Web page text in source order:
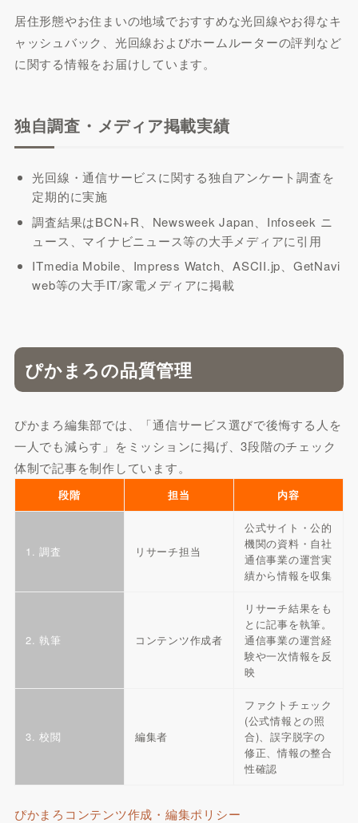
居住形態やお住まいの地域でおすすめな光回線やお得なキ
ャッシュバック、光回線およびホームルーターの評判など
に関する情報をお届けしています。
独自調査・メディア掲載実績
光回線・通信サービスに関する独自アンケート調査を
定期的に実施
調査結果はBCN+R、Newsweek Japan、Infoseek ニ
ュース、マイナビニュース等の大手メディアに引用
ITmedia Mobile、Impress Watch、ASCII.jp、GetNavi
web等の大手IT/家電メディアに掲載
ぴかまろの品質管理
ぴかまろ編集部では、「通信サービス選びで後悔する人を
一人でも減らす」をミッションに掲げ、3段階のチェック
体制で記事を制作しています。
段階 担当 内容
1. 調査 リサーチ担当
公式サイト・公的
機関の資料・自社
通信事業の運営実
績から情報を収集
2. 執筆 コンテンツ作成者
リサーチ結果をも
とに記事を執筆。
通信事業の運営経
験や一次情報を反
映
3. 校閲 編集者
ファクトチェック
(公式情報との照
合)、誤字脱字の
修正、情報の整合
性確認
ぴかまろコンテンツ作成・編集ポリシー